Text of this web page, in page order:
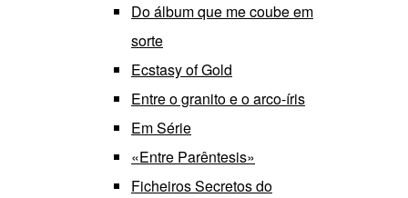
Do álbum que me coube em
sorte
Ecstasy of Gold
Entre o granito e o arco-íris
Em Série
«Entre Parêntesis»
Ficheiros Secretos do